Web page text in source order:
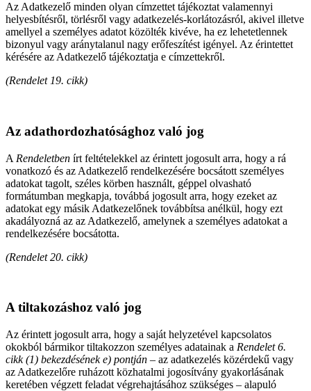
Az Adatkezelő minden olyan címzettet tájékoztat valamennyi
helyesbítésről, törlésről vagy adatkezelés-korlátozásról, akivel illetve
amellyel a személyes adatot közölték kivéve, ha ez lehetetlennek
bizonyul vagy aránytalanul nagy erőfeszítést igényel. Az érintettet
kérésére az Adatkezelő tájékoztatja e címzettekről.
(Rendelet 19. cikk)
Az adathordozhatósághoz való jog
A Rendeletben írt feltételekkel az érintett jogosult arra, hogy a rá
vonatkozó és az Adatkezelő rendelkezésére bocsátott személyes
adatokat tagolt, széles körben használt, géppel olvasható
formátumban megkapja, továbbá jogosult arra, hogy ezeket az
adatokat egy másik Adatkezelőnek továbbítsa anélkül, hogy ezt
akadályozná az az Adatkezelő, amelynek a személyes adatokat a
rendelkezésére bocsátotta.
(Rendelet 20. cikk)
A tiltakozáshoz való jog
Az érintett jogosult arra, hogy a saját helyzetével kapcsolatos
okokból bármikor tiltakozzon személyes adatainak a Rendelet 6.
cikk (1) bekezdésének e) pontján – az adatkezelés közérdekű vagy
az Adatkezelőre ruházott közhatalmi jogosítvány gyakorlásának
keretében végzett feladat végrehajtásához szükséges – alapuló